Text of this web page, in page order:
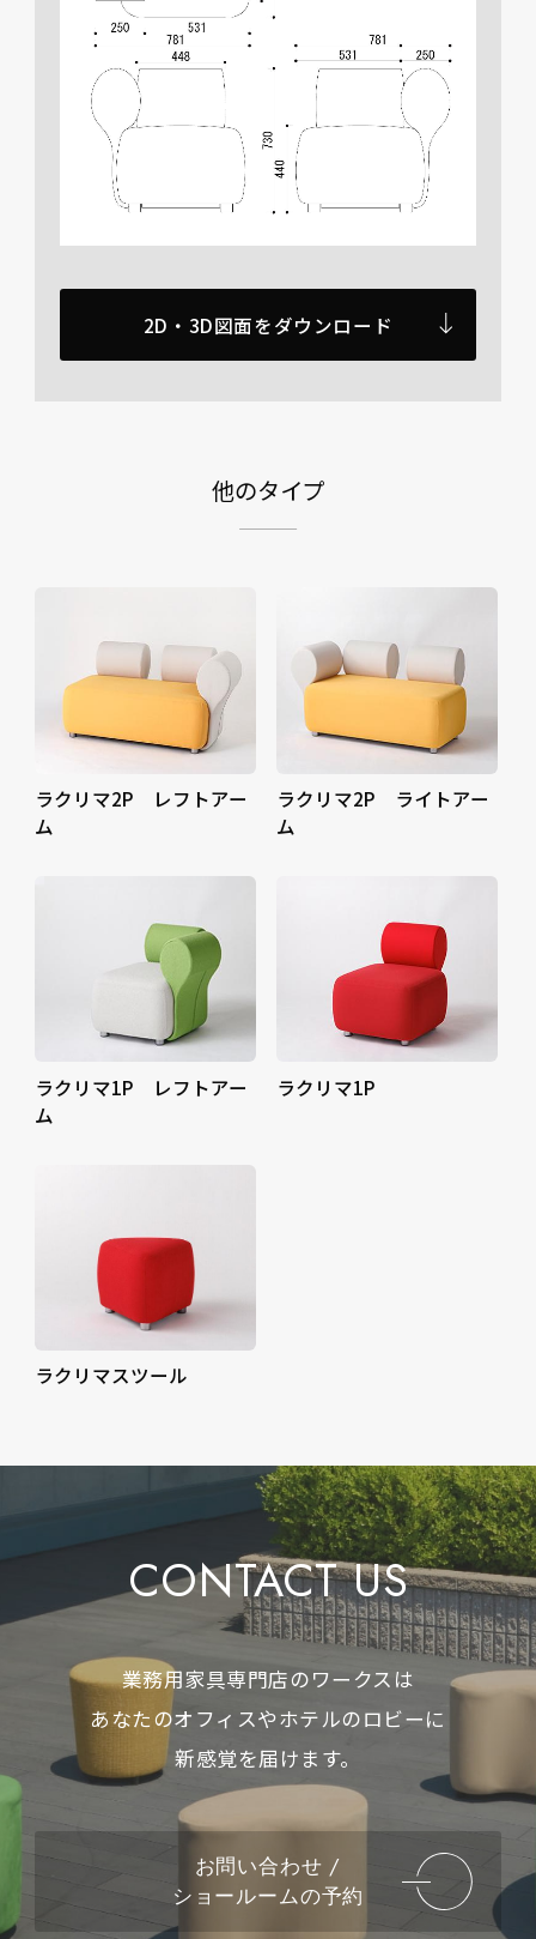
2D・3D図面をダウンロード
他のタイプ
ラクリマ2P レフトアー
ム
ラクリマ2P ライトアー
ム
ラクリマ1P レフトアー
ム
ラクリマ1P
ラクリマスツール
CONTACT US
業務用家具専門店のワークスは
あなたのオフィスやホテルのロビーに
新感覚を届けます。
お問い合わせ /
ショールームの予約